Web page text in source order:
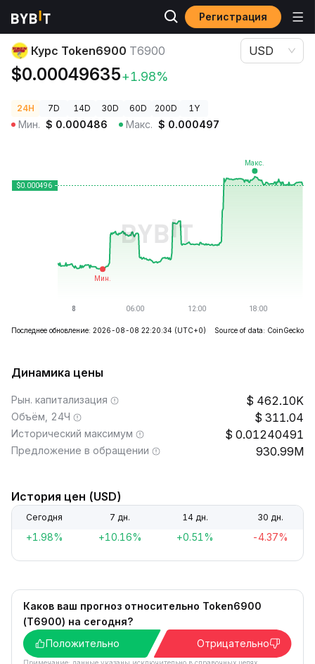
Регистрация
Цены криптовалют Курс Token6900 T6900
Курс Token6900 T6900
$0.00049635+1.98%
USD
24H 7D 14D 30D 60D 200D 1Y
Мин. $ 0.000486 Макс. $ 0.000497
Последнее обновление: 2026-08-08 22:20:34 (UTC+0) Source of data: CoinGecko
Динамика цены
Рын. капитализация 462.10K
Объём, 24Ч 311.04
Исторический максимум 0.01240491
Предложение в обращении 930.99M
История цен (USD)
Сегодня 7 дн. 14 дн. 30 дн.
+1.98% +10.16% +0.51% -4.37%
Каков ваш прогноз относительно Token6900
(T6900) на сегодня?
Положительно
Отрицательно